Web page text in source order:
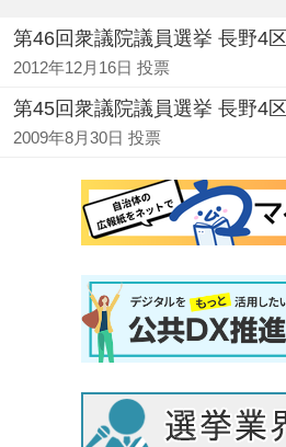
第46回衆議院議員選挙 長野4区
2012年12月16日 投票
第45回衆議院議員選挙 長野4区
2009年8月30日 投票